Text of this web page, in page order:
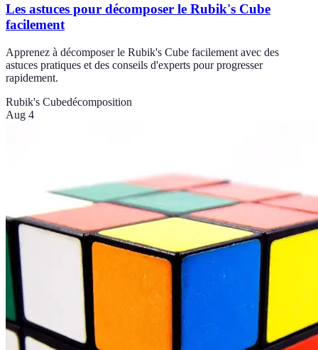
Les astuces pour décomposer le Rubik's Cube
facilement
Apprenez à décomposer le Rubik's Cube facilement avec des
astuces pratiques et des conseils d'experts pour progresser
rapidement.
Rubik's Cubedécomposition
Aug 4